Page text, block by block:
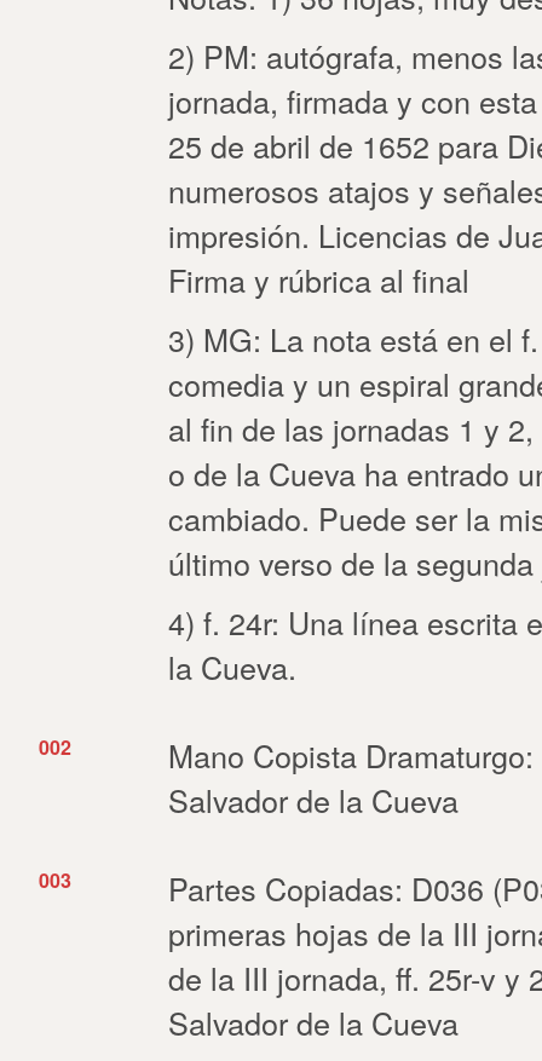
2) PM: autógrafa, menos
jornada, firmada y con
25 de abril de 1652 para
numerosos atajos y
impresión. Licencias de
Firma y rúbrica al final
3) MG: La nota está en el
comedia y un espiral
al fin de las jornadas 1 y
o de la Cueva ha entrado
cambiado. Puede ser la
último verso de la
4) f. 24r: Una línea escrita
la Cueva.
002
Mano Copista
Salvador de la Cueva
003
Partes Copiadas: D036
primeras hojas de la III
de la III jornada, ff. 25r-v y
Salvador de la Cueva